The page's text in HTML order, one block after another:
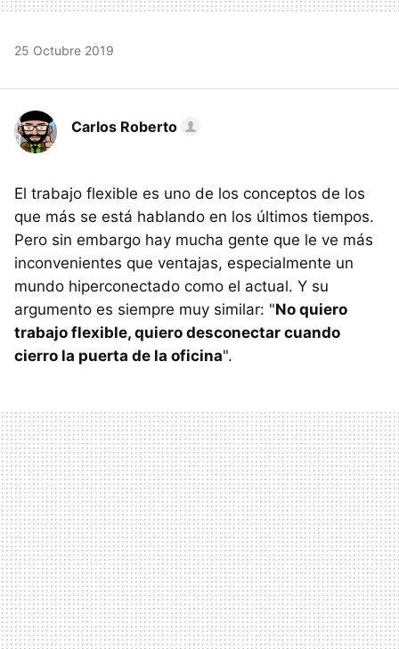
25 Octubre 2019
Carlos Roberto
El trabajo flexible es uno de los conceptos de los
que más se está hablando en los últimos tiempos.
Pero sin embargo hay mucha gente que le ve más
inconvenientes que ventajas, especialmente un
mundo hiperconectado como el actual. Y su
argumento es siempre muy similar: "No quiero
trabajo flexible, quiero desconectar cuando
cierro la puerta de la oficina".